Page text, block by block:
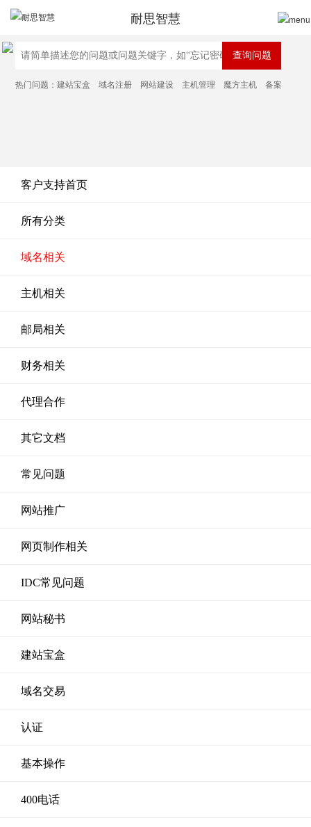
耐思智慧
热门问题：建站宝盒 域名注册 网站建设 主机管理 魔方主机 备案
客户支持首页
所有分类
域名相关
主机相关
邮局相关
财务相关
代理合作
其它文档
常见问题
网站推广
网页制作相关
IDC常见问题
网站秘书
建站宝盒
域名交易
认证
基本操作
400电话